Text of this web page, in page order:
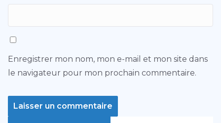
Enregistrer mon nom, mon e-mail et mon site dans
le navigateur pour mon prochain commentaire.